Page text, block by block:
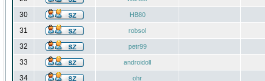
30 HB80
31 robsol
32 petr99
33 androidoll
34 ohr